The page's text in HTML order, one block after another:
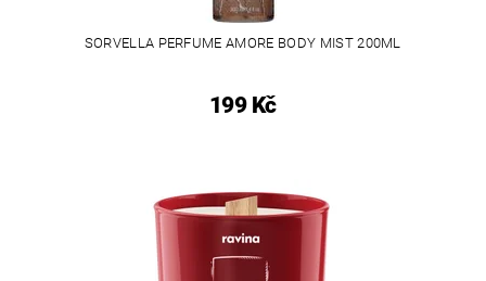
SORVELLA PERFUME AMORE BODY MIST 200ML
199 Kč